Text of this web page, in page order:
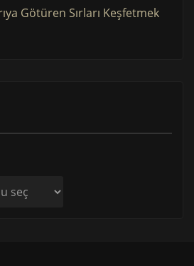
Götüren Sırları Keşfetmek